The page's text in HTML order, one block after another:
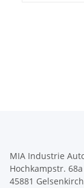
MIA Industrie
Hochkampstr. 68a
45881